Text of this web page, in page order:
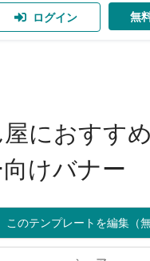
ログイン 無
におすす
けバナー
このテンプレートを編集（無